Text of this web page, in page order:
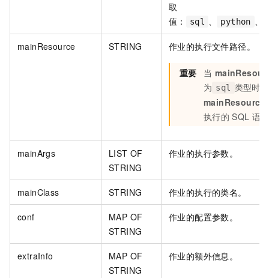
取
值：
sql 、 python 、
mainResource​ STRING 作业的执行文件路径。
重要 当
为 sql 类型时，
mainResource
执行的 SQL 语
mainArgs​
LIST OF
STRING
作业的执行参数。
mainClass STRING 作业的执行的类名。
conf
MAP OF
STRING
作业的配置参数。
extraInfo
MAP OF
STRING
作业的额外信息。